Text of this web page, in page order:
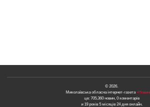
© 2026.
Миколаївська обласна інтернет-газета
це: 705,360 новин, 0 коментарів
и 19 років 5 місяців 24 дня онлайн.